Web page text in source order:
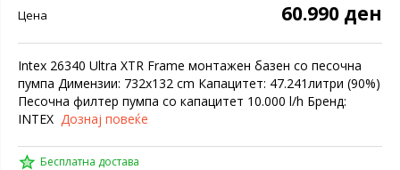
Цена 60.990 ден
Intex 26340 Ultra XTR Frame монтажен базен со песочна
пумпа Димензии: 732x132 cm Капацитет: 47.241литри (90%)
Песочна филтер пумпа со капацитет 10.000 l/h Бренд:
INTEX Дознај повеќе
Бесплатна достава